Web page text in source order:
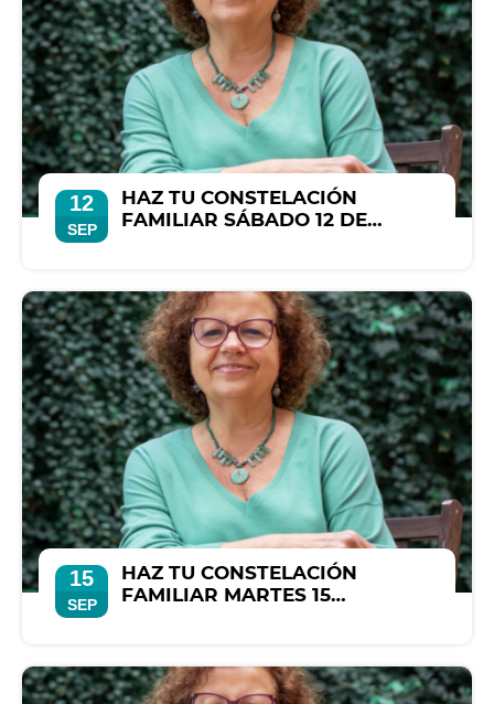
12
SEP
HAZ TU CONSTELACIÓN
FAMILIAR SÁBADO 12 DE
15
SEP
HAZ TU CONSTELACIÓN
FAMILIAR MARTES 15